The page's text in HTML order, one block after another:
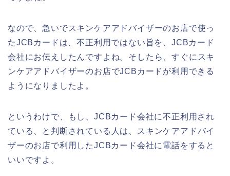
なので、急いでスキンケアアドバイザーのお店で使っ
たJCBカードは、不正利用ではない旨を、JCBカード
会社にお伝えしたんですよね。そしたら、すぐにスキ
ンケアアドバイザーのお店でJCBカードが利用できる
ようになりましたよ。
というわけで、もし、JCBカード会社に不正利用され
ている、と判断されている人は、スキンケアアドバイ
ザーのお店で利用したJCBカード会社に電話をすると
いいですよ。